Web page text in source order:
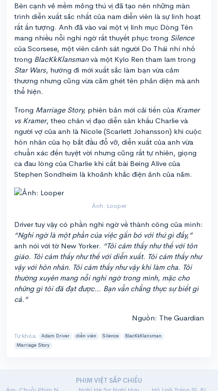
Bên cạnh vẻ mềm mỏng thú vị đã tạo nên những màn
trình diễn xuất sắc nhất của nam diễn viên là sự linh hoạt
rất ấn tượng. Anh đã vào vai một vị linh mục Dòng Tên
mang nhiều nỗi nghi ngờ rất thuyết phục trong Silence
của Scorsese, một viên cảnh sát người Do Thái nhí nhố
trong BlacKkKlansmanvà một Kylo Ren tham lam trong
Star Wars, hướng đi mới xuất sắc làm bạn vừa cảm
thương nhưng cũng vừa căm ghét tên phản diện mà anh
thể hiện.
Trong Marriage Story, phiên bản mới cải tiến của Kramer
vs Kramer, theo chân vị đạo diễn sân khấu Charlie và
người vợ của anh là Nicole (Scarlett Johansson) khi cuộc
hôn nhân của họ bắt đầu đổ vỡ, diễn xuất của anh vừa
chuẩn xác đến tuyệt vời nhưng cũng rất tự nhiên, giọng
ca đau lòng của Charlie khi cất bài Being Alive của
Stephen Sondheim là khoảnh khắc điện ảnh của năm.
Ảnh: Looper
Driver tuy vậy có phần nghi ngờ về thành công của mình:
“Nghi ngờ là một phần của việc gắn bó với thứ gì đấy,”
anh nói với tờ New Yorker. “Tôi cảm thấy như thế với tôn
giáo. Tôi cảm thấy như thế với diễn xuất. Tôi cảm thấy như
vậy với hôn nhân. Tôi cảm thấy như vậy khi làm cha. Tôi
thường xuyên mang nỗi nghi ngờ trong mình, mặc cho
những gì tôi đã đạt được… Bạn vẫn chẳng thực sự biết gì
cả.”
Nguồn: The Guardian
Từ khóa: Adam Driver diễn viên Silence
BlacKkKlansman
Marriage Story
PHIM VIỆT SẮP CHIẾU